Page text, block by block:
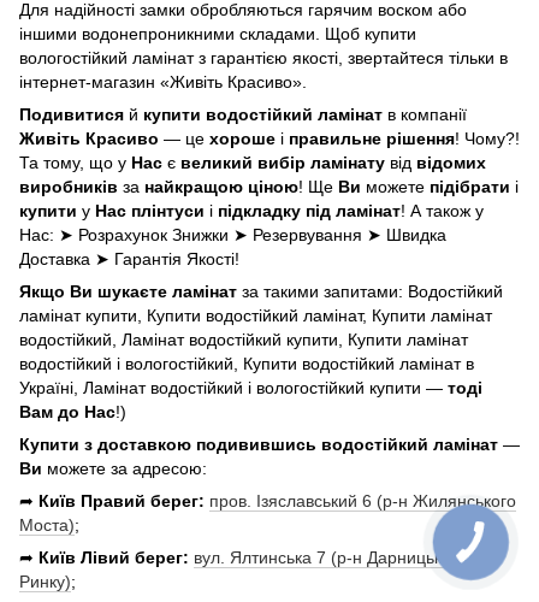
Для надійності замки обробляються гарячим воском або
іншими водонепроникними складами. Щоб купити
вологостійкий ламінат з гарантією якості, звертайтеся тільки в
інтернет-магазин «Живіть Красиво».
Подивитися й купити водостійкий ламінат в компанії
Живіть Красиво — це хороше і правильне рішення! Чому?!
Та тому, що у Нас є великий вибір ламінату від відомих
виробників за найкращою ціною! Ще Ви можете підібрати і
купити у Нас плінтуси і підкладку під ламінат! А також у
Нас: ➤ Розрахунок Знижки ➤ Резервування ➤ Швидка
Доставка ➤ Гарантія Якості!
Якщо Ви шукаєте ламінат за такими запитами: Водостійкий
ламінат купити, Купити водостійкий ламінат, Купити ламінат
водостійкий, Ламінат водостійкий купити, Купити ламінат
водостійкий і вологостійкий, Купити водостійкий ламінат в
Україні, Ламінат водостійкий і вологостійкий купити — тоді
Вам до Нас!)
Купити з доставкою подивившись водостійкий ламінат —
Ви можете за адресою:
➦ Київ Правий берег: пров. Ізяславський 6 (р-н Жилянського
Моста);
➦ Київ Лівий берег: вул. Ялтинська 7 (р-н Дарницького
Ринку);